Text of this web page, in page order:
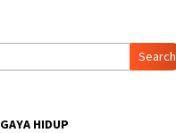
Search
GAYA HIDUP